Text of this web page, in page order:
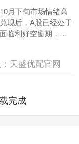
月下旬市场情绪高
现后，A股已经处于
临利好空窗期，市
盘调整，建议投资
....
天盛优配官网
完成